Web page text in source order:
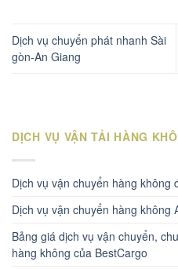
Dịch vụ chuyển phát nhanh Sài
gòn-An Giang
DỊCH VỤ VẬN TẢI HÀNG
Dịch vụ vận chuyển hàng không
Dịch vụ vận chuyển hàng không
Bảng giá dịch vụ vận chuyển,
hàng không của BestCargo